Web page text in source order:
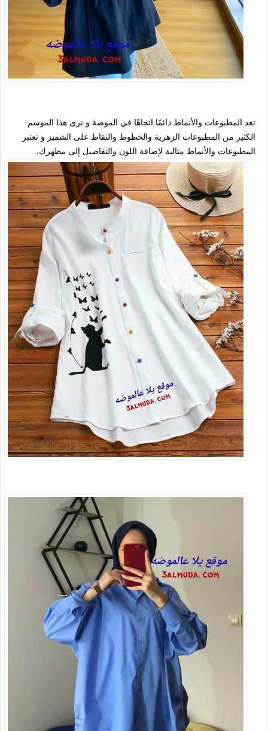
تعد المطبوعات والأنماط دائمًا اتجاهًا في الموضة و نرى هذا الموسم
الكثير من المطبوعات الزهرية والخطوط والنقاط على الشميز و تعتبر
المطبوعات والأنماط مثالية لإضافة اللون والتفاصيل إلى مظهرك.